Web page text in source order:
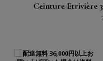
Ceinture Etrivière